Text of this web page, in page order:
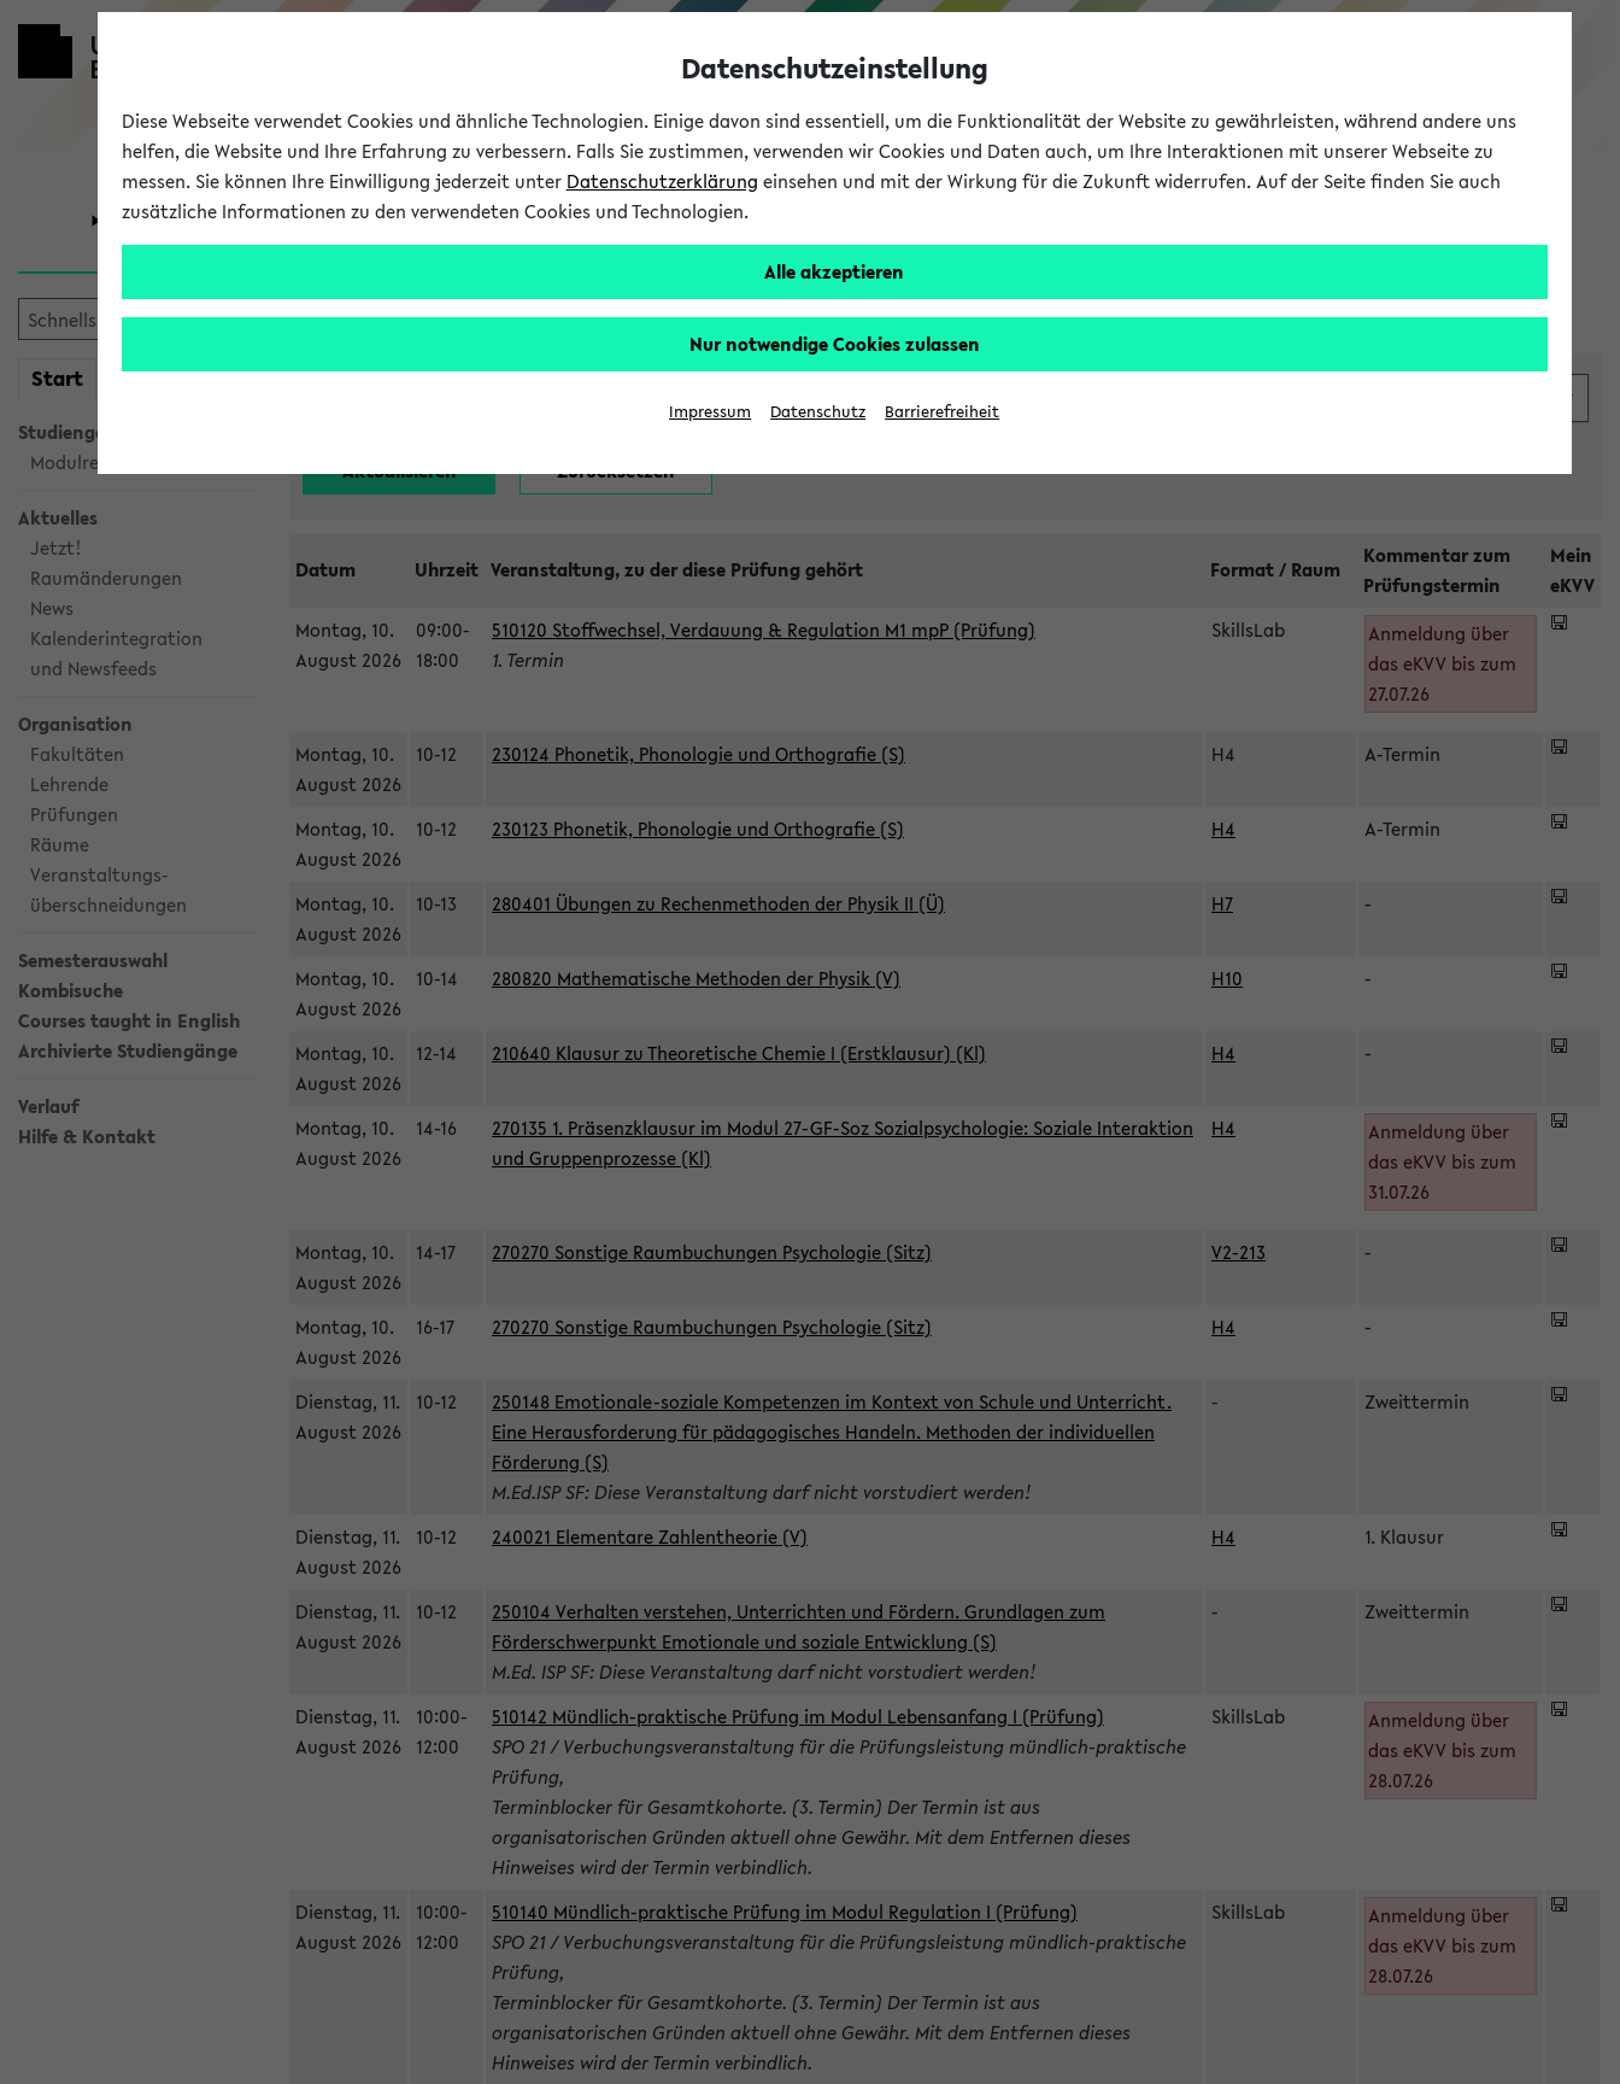
eKVV
Universität Forschung Studium
Start meineKVV
Studiengangsauswahl
Modulrecherche
Aktuelles
Jetzt!
Raumänderungen
News
Kalenderintegration
und Newsfeeds
Organisation
Fakultäten
Lehrende
Prüfungen
Räume
Veranstaltungs-
überschneidungen
Semesterauswahl
Kombisuche
Courses taught in English
Archivierte Studiengänge
Verlauf
Hilfe & Kontakt
Alle noch stattfindenden Prüfungen
Datum Uhrzeit Veranstaltung, zu der diese Prüfung gehört Format / Raum
Kommentar zum
Prüfungstermin
Mein
eKVV
Montag, 10.
August 2026
09:00-
18:00
510120 Stoffwechsel, Verdauung & Regulation M1 mpP (Prüfung)
1. Termin
SkillsLab
Anmeldung über
das eKVV bis zum
27.07.26
Montag, 10.
August 2026
10-12 230124 Phonetik, Phonologie und Orthografie (S) H4 A-Termin
Montag, 10.
August 2026
10-12 230123 Phonetik, Phonologie und Orthografie (S) H4 A-Termin
Montag, 10.
August 2026
10-13 280401 Übungen zu Rechenmethoden der Physik II (Ü) H7 -
Montag, 10.
August 2026
10-14 280820 Mathematische Methoden der Physik (V) H10 -
Montag, 10.
August 2026
12-14 210640 Klausur zu Theoretische Chemie I (Erstklausur) (Kl) H4 -
Montag, 10.
August 2026
14-16
270135 1. Präsenzklausur im Modul 27-GF-Soz Sozialpsychologie: Soziale Interaktion
und Gruppenprozesse (Kl)
H4
Anmeldung über
das eKVV bis zum
31.07.26
Montag, 10.
August 2026
14-17 270270 Sonstige Raumbuchungen Psychologie (Sitz) V2-213 -
Montag, 10.
August 2026
16-17 270270 Sonstige Raumbuchungen Psychologie (Sitz) H4 -
Dienstag, 11.
August 2026
10-12
250148 Emotionale-soziale Kompetenzen im Kontext von Schule und Unterricht.
Eine Herausforderung für pädagogisches Handeln. Methoden der individuellen
Förderung (S)
M.Ed.ISP SF: Diese Veranstaltung darf nicht vorstudiert werden!
- Zweittermin
Dienstag, 11.
August 2026
10-12 240021 Elementare Zahlentheorie (V) H4 1. Klausur
Dienstag, 11.
August 2026
10-12
250104 Verhalten verstehen, Unterrichten und Fördern. Grundlagen zum
Förderschwerpunkt Emotionale und soziale Entwicklung (S)
M.Ed. ISP SF: Diese Veranstaltung darf nicht vorstudiert werden!
- Zweittermin
Dienstag, 11.
August 2026
10:00-
12:00
510142 Mündlich-praktische Prüfung im Modul Lebensanfang I (Prüfung)
SPO 21 / Verbuchungsveranstaltung für die Prüfungsleistung mündlich-praktische
Prüfung,
Terminblocker für Gesamtkohorte. (3. Termin) Der Termin ist aus
organisatorischen Gründen aktuell ohne Gewähr. Mit dem Entfernen dieses
Hinweises wird der Termin verbindlich.
SkillsLab
Anmeldung über
das eKVV bis zum
28.07.26
Dienstag, 11.
August 2026
10:00-
12:00
510140 Mündlich-praktische Prüfung im Modul Regulation I (Prüfung)
SPO 21 / Verbuchungsveranstaltung für die Prüfungsleistung mündlich-praktische
Prüfung,
Terminblocker für Gesamtkohorte. (3. Termin) Der Termin ist aus
organisatorischen Gründen aktuell ohne Gewähr. Mit dem Entfernen dieses
Hinweises wird der Termin verbindlich.
SkillsLab
Anmeldung über
das eKVV bis zum
28.07.26
Datenschutzeinstellung
Diese Webseite verwendet Cookies und ähnliche Technologien. Einige davon sind essentiell, um die Funktionalität der Website zu gewährleisten, während andere uns
helfen, die Website und Ihre Erfahrung zu verbessern. Falls Sie zustimmen, verwenden wir Cookies und Daten auch, um Ihre Interaktionen mit unserer Webseite zu
messen. Sie können Ihre Einwilligung jederzeit unter Datenschutzerklärung einsehen und mit der Wirkung für die Zukunft widerrufen. Auf der Seite finden Sie auch
zusätzliche Informationen zu den verwendeten Cookies und Technologien.
Alle akzeptieren
Nur notwendige Cookies zulassen
Impressum Datenschutz Barrierefreiheit